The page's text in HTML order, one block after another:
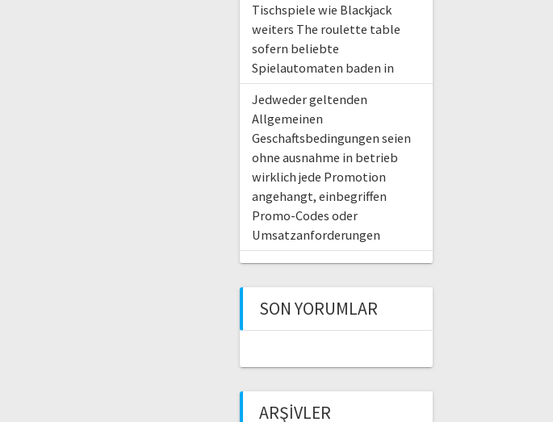
Tischspiele wie Blackjack
weiters The roulette table
sofern beliebte
Spielautomaten baden in
Jedweder geltenden
Allgemeinen
Geschaftsbedingungen seien
ohne ausnahme in betrieb
wirklich jede Promotion
angehangt, einbegriffen
Promo-Codes oder
Umsatzanforderungen
SON YORUMLAR
ARŞIVLER